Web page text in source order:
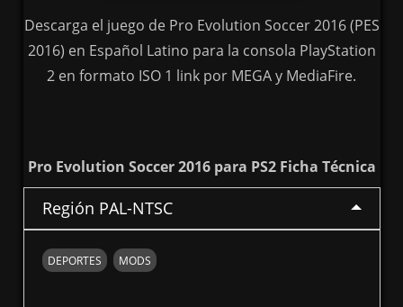
Descarga el juego de Pro Evolution Soccer 2016 (PES
2016) en Español Latino para la consola PlayStation
2 en formato ISO 1 link por MEGA y MediaFire.
Pro Evolution Soccer 2016 para PS2 Ficha Técnica
Región PAL-NTSC
DEPORTES MODS